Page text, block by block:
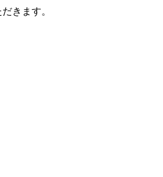
きます。